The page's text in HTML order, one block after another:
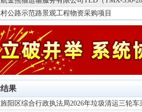
公路示范路景观工程物资采购项目
果
阳区综合行政执法局2026年垃圾清运三轮